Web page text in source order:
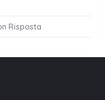
Risposta